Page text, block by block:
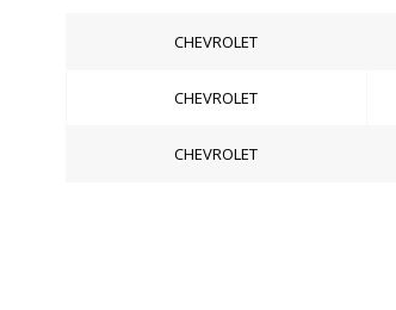
CHEVROLET
CHEVROLET
CHEVROLET